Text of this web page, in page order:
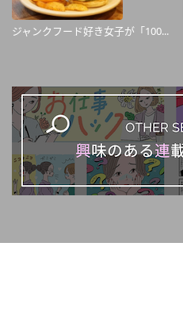
ジャンクフード好き女子が「100...